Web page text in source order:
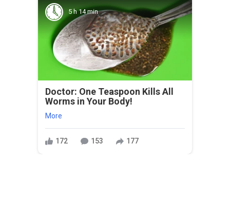
5 h 14 min
Doctor: One Teaspoon Kills All
Worms in Your Body!
More
172 153 177